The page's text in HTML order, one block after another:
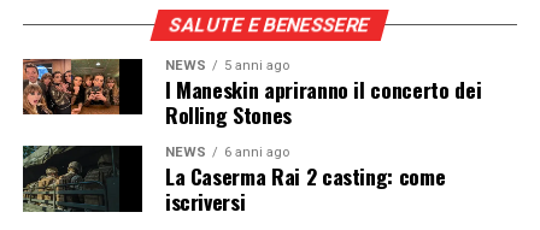
SALUTE E BENESSERE
NEWS 5 anni ago
I Maneskin apriranno il concerto dei
Rolling Stones
NEWS 6 anni ago
La Caserma Rai 2 casting: come
iscriversi